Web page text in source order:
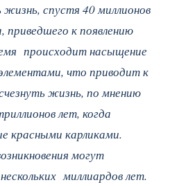
жизнь, спустя 40 миллионов
приведшего к появлению
происходит насыщение
что приводит к
жизнь, по мнению
лет, когда
красными карликами.
могут
миллиардов лет.